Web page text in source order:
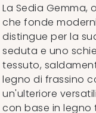
La Sedia Gemma,
che fonde
distingue per la
seduta e uno
tessuto,
legno di frassino
un'ulteriore
con base in legno